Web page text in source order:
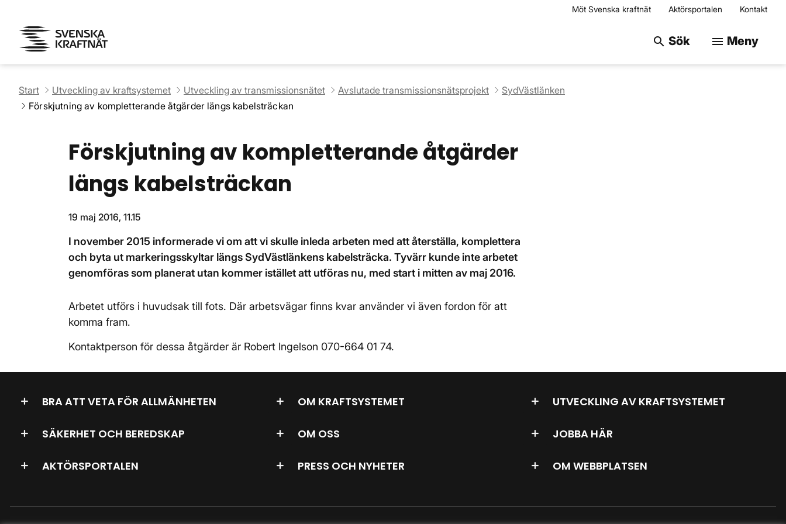
Möt Svenska kraftnät Aktörsportalen Kontakt
search Sök Sök på
menu Meny
Start Utveckling av kraftsystemet Utveckling av transmissionsnätet Avslutade transmissionsnätsprojekt
SydVästlänken
Förskjutning av kompletterande åtgärder längs kabelsträckan
Förskjutning av kompletterande åtgärder
längs kabelsträckan
19 maj 2016, 11.15
I november 2015 informerade vi om att vi skulle inleda arbeten med att återställa, komplettera
och byta ut markeringsskyltar längs SydVästlänkens kabelsträcka. Tyvärr kunde inte arbetet
genomföras som planerat utan kommer istället att utföras nu, med start i mitten av maj 2016.
Arbetet utförs i huvudsak till fots. Där arbetsvägar finns kvar använder vi även fordon för att
komma fram.
Kontaktperson för dessa åtgärder är Robert Ingelson 070-664 01 74.
BRA ATT VETA FÖR ALLMÄNHETEN OM KRAFTSYSTEMET UTVECKLING AV KRAFTSYSTEMET
SÄKERHET OCH BEREDSKAP OM OSS JOBBA HÄR
AKTÖRSPORTALEN PRESS OCH NYHETER OM WEBBPLATSEN